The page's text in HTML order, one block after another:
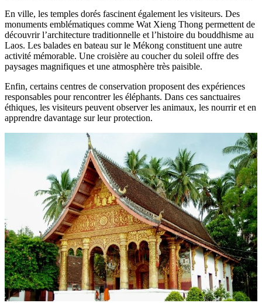
En ville, les temples dorés fascinent également les visiteurs. Des
monuments emblématiques comme Wat Xieng Thong permettent de
découvrir l’architecture traditionnelle et l’histoire du bouddhisme au
Laos. Les balades en bateau sur le Mékong constituent une autre
activité mémorable. Une croisière au coucher du soleil offre des
paysages magnifiques et une atmosphère très paisible.
Enfin, certains centres de conservation proposent des expériences
responsables pour rencontrer les éléphants. Dans ces sanctuaires
éthiques, les visiteurs peuvent observer les animaux, les nourrir et en
apprendre davantage sur leur protection.